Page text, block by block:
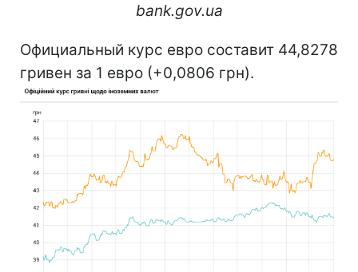
bank.gov.ua
Официальный курс евро составит 44,8278
гривен за 1 евро (+0,0806 грн).